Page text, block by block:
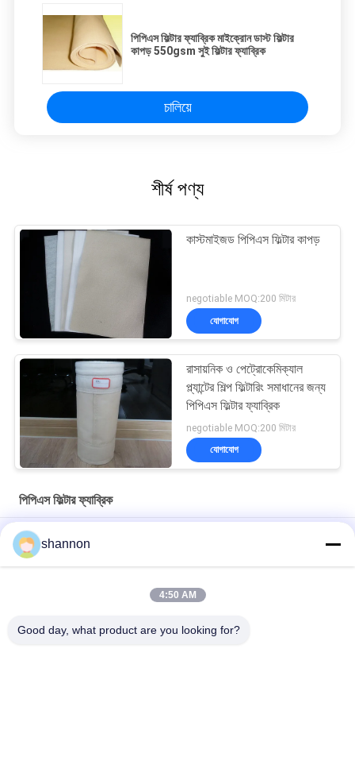
পিপিএস ফিল্টার ফ্যাব্রিক মাইক্রোন ডাস্ট ফিল্টার
কাপড় 550gsm সুই ফিল্টার ফ্যাব্রিক
চালিয়ে
শীর্ষ পণ্য
কাস্টমাইজড পিপিএস ফিল্টার কাপড়
negotiable MOQ:200 মিটার
যোগাযোগ
রাসায়নিক ও পেট্রোকেমিক্যাল
প্ল্যান্টের শিল্প ফিল্টারিং সমাধানের জন্য
পিপিএস ফিল্টার ফ্যাব্রিক
negotiable MOQ:200 মিটার
যোগাযোগ
পিপিএস ফিল্টার ফ্যাব্রিক
কয়লা চালিত বয়লারের জন্য পলিয়েস্টার নাইলন পিপিএস ফিল্টার ফ্যাব্রিক গ্যাস পরিস্রাবণ
কাপড়shannon
4:50 AM
Good day, what product are you looking for?